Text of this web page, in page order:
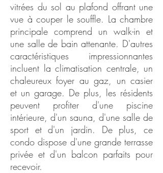
vitrées du sol au plafond offrant une
vue à couper le souffle. La chambre
principale comprend un walk-in et
une salle de bain attenante. D'autres
caractéristiques impressionnantes
incluent la climatisation centrale, un
chaleureux foyer au gaz, un casier
et un garage. De plus, les résidents
peuvent profiter d'une piscine
intérieure, d'un sauna, d'une salle de
sport et d'un jardin. De plus, ce
condo dispose d'une grande terrasse
privée et d'un balcon parfaits pour
recevoir.